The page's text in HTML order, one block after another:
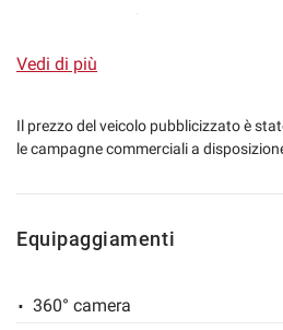
sicuro e soddisfare le tue
acquisto e creando finanziamenti
tutta la trattativa a distanza, invio
documentazione contrattuale e
DESCRIZIONE VETTURA:
singolo annuncio ma decliniamo
Vedi di più
Il prezzo del veicolo pubblicizzato è
le campagne commerciali a
Equipaggiamenti
360° camera
Cookie per il miglioramento
Cookie analitici
Cookie di marketing
cookie